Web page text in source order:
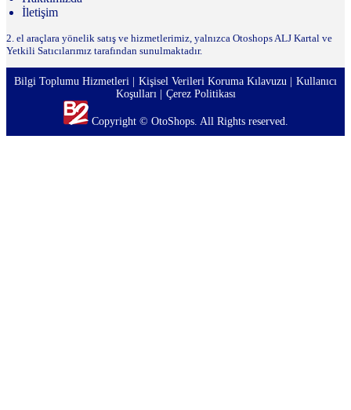
İletişim
2. el araçlara yönelik satış ve hizmetlerimiz, yalnızca Otoshops ALJ Kartal ve
Yetkili Satıcılarımız tarafından sunulmaktadır.
Copyright © OtoShops. All Rights reserved.
Bilgi Toplumu Hizmetleri Kişisel Verileri Koruma Kılavuzu
Kullanıcı
Koşulları
Çerez Politikası